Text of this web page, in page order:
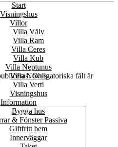
Start
Visningshus
Villor
Villa Välv
Villa Ram
Villa Ceres
Villa Kub
Villa Neptunus
Villa Novus
Villa Verti
Visningshus
Information
Bygga hus
& Fönster Passiva
Giftfritt hem
Innerväggar
Obligatoriska fält är